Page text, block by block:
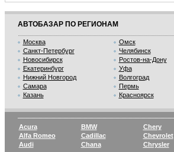
АВТОБАЗАР ПО РЕГИОНАМ
Москва
Санкт-Петербург
Новосибирск
Екатеринбург
Нижний Новгород
Самара
Казань
Омск
Челябинск
Ростов-на-Дону
Уфа
Волгоград
Пермь
Красноярск
Acura
Alfa Romeo
Audi
BMW
Cadillac
Chana
Chery
Chevrolet
Chrysler